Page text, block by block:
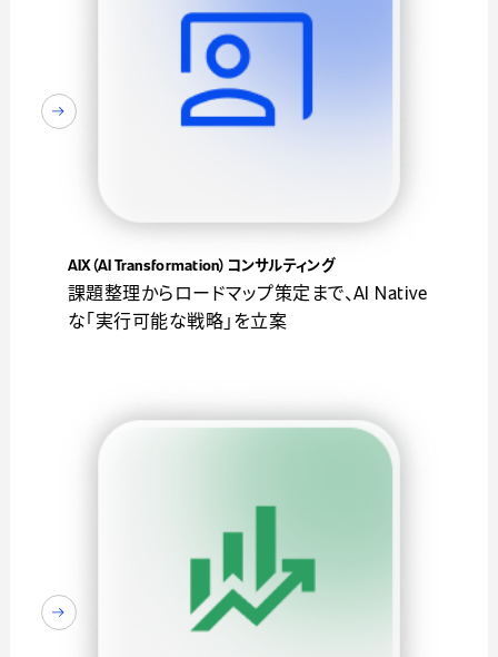
AIX（AI Transformation）コンサルティング
課題整理からロードマップ策定まで、AI Native
な「実行可能な戦略」を立案